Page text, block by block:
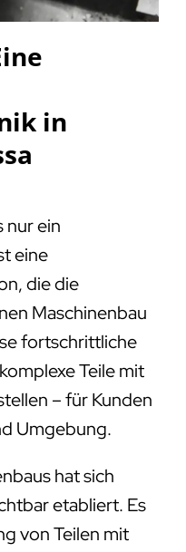
in
nur ein
eine
die die
Maschinenbau
fortschrittliche
Teile mit
– für Kunden
Umgebung.
hat sich
etabliert. Es
von Teilen mit